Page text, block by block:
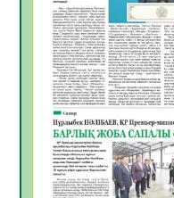
05.08.2026
Өрт қауіпсіздігі
азаматтың
05.08.2026
Руслан Рүстемұлы
кеңесшісі болып
05.08.2026
Цифрландыру